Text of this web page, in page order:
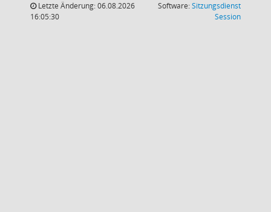
Letzte Änderung: 06.08.2026
16:05:30
Software:Sitzungsdienst
Session(Wird in